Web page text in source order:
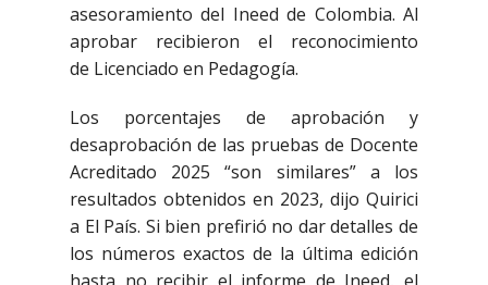
asesoramiento del Ineed de Colombia. Al
aprobar recibieron el reconocimiento
de Licenciado en Pedagogía.
Los porcentajes de aprobación y
desaprobación de las pruebas de Docente
Acreditado 2025 “son similares” a los
resultados obtenidos en 2023, dijo Quirici
a El País. Si bien prefirió no dar detalles de
los números exactos de la última edición
hasta no recibir el informe de Ineed, el